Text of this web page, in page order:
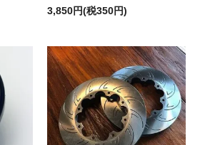
3,850円(税350円)